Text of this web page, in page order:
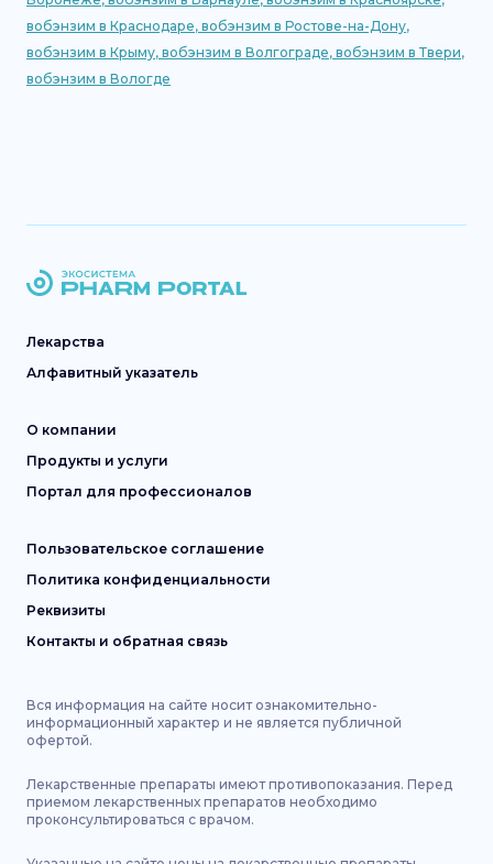
вобэнзим в Краснодаре, вобэнзим в Ростове-на-Дону,
вобэнзим в Крыму, вобэнзим в Волгограде, вобэнзим в Твери,
вобэнзим в Вологде
Лекарства
Алфавитный указатель
О компании
Продукты и услуги
Портал для профессионалов
Пользовательское соглашение
Политика конфиденциальности
Реквизиты
Контакты и обратная связь
Вся информация на сайте носит ознакомительно-
информационный характер и не является публичной
офертой.
Лекарственные препараты имеют противопоказания. Перед
приемом лекарственных препаратов необходимо
проконсультироваться с врачом.